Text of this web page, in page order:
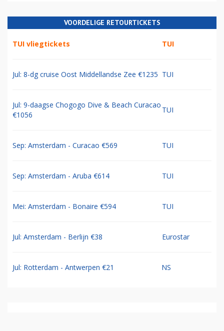
VOORDELIGE RETOURTICKETS
TUI vliegtickets TUI
Jul: 8-dg cruise Oost Middellandse Zee €1235 TUI
Jul: 9-daagse Chogogo Dive & Beach Curacao
€1056
TUI
Sep: Amsterdam - Curacao €569 TUI
Sep: Amsterdam - Aruba €614 TUI
Mei: Amsterdam - Bonaire €594 TUI
Jul: Amsterdam - Berlijn €38 Eurostar
Jul: Rotterdam - Antwerpen €21 NS